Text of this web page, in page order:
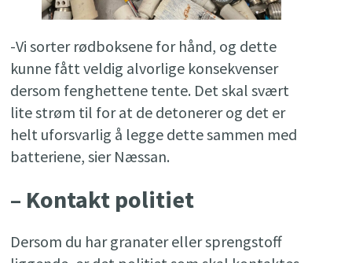
-Vi sorter rødboksene for hånd, og dette
kunne fått veldig alvorlige konsekvenser
dersom fenghettene tente. Det skal svært
lite strøm til for at de detonerer og det er
helt uforsvarlig å legge dette sammen med
batteriene, sier Næssan.
– Kontakt politiet
Dersom du har granater eller sprengstoff